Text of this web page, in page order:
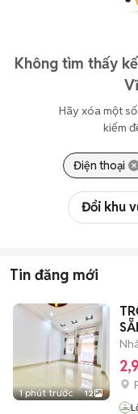
Không tìm thấy
Hãy xóa một
kiếm
Điện thoại
Đổi khu
Tin đăng mới
1 phút trước 12